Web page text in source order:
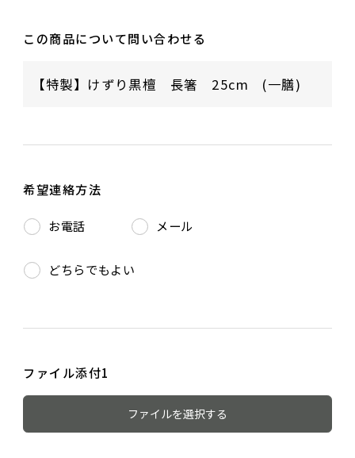
この商品について問い合わせる
希望連絡方法
お電話 メール
どちらでもよい
ファイル添付1
ファイルを選択する